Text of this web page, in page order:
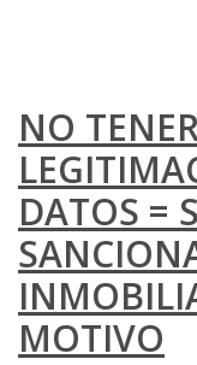
NO
DATOS =
MOTIVO